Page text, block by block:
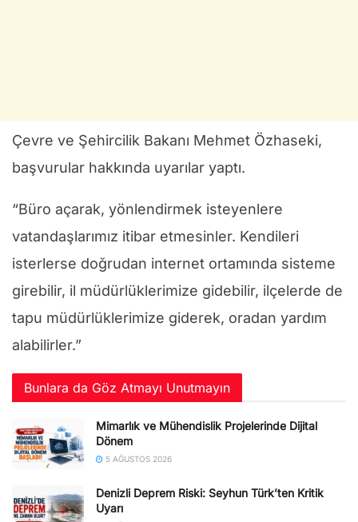
Çevre ve Şehircilik Bakanı Mehmet Özhaseki,
başvurular hakkında uyarılar yaptı.
“Büro açarak, yönlendirmek isteyenlere
vatandaşlarımız itibar etmesinler. Kendileri
isterlerse doğrudan internet ortamında sisteme
girebilir, il müdürlüklerimize gidebilir, ilçelerde de
tapu müdürlüklerimize giderek, oradan yardım
alabilirler.”
Bunlara da Göz Atmayı Unutmayın
Mimarlık ve Mühendislik Projelerinde Dijital
Dönem
5 AĞUSTOS 2026
Denizli Deprem Riski: Seyhun Türk’ten Kritik
Uyarı